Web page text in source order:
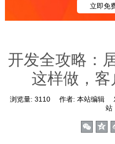
立即免
开发全攻略：
这样做，客
浏览量: 3110 作者: 本站编辑
站